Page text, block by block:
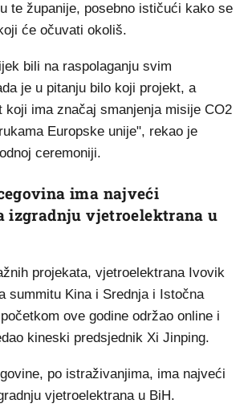
te županije, posebno ističući kako se
će očuvati okoliš.
bili na raspolaganju svim
je u pitanju bilo koji projekt, a
koji ima značaj smanjenja misije CO2
Europske unije", rekao je
ceremoniji.
ima najveći
izgradnju vjetroelektrana u
projekata, vjetroelektrana Ivovik
summitu Kina i Srednja i Istočna
ove godine održao online i
kineski predsjednik Xi Jinping.
po istraživanjima, ima najveći
vjetroelektrana u BiH.